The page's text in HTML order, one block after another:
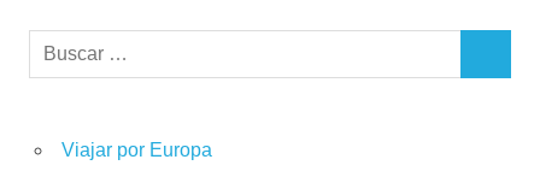
Buscar:
Viajar por Europa